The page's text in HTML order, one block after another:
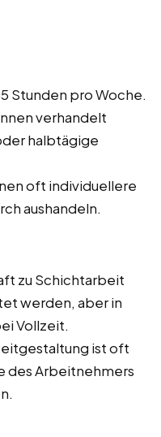
Stunden pro Woche.
verhandelt
halbtägige
oft individuellere
aushandeln.
zu Schichtarbeit
werden, aber in
Vollzeit.
ist oft
des Arbeitnehmers